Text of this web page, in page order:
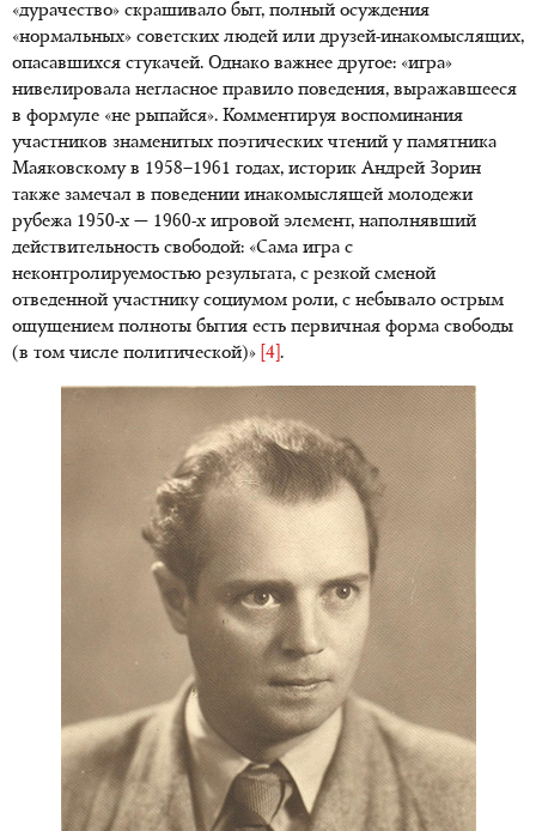
«дурачество» скрашивало быт, полный осуждения
«нормальных» советских людей или друзей-инакомыслящих,
опасавшихся стукачей. Однако важнее другое: «игра»
нивелировала негласное правило поведения, выражавшееся
в формуле «не рыпайся». Комментируя воспоминания
участников знаменитых поэтических чтений у памятника
Маяковскому в 1958–1961 годах, историк Андрей Зорин
также замечал в поведении инакомыслящей молодежи
рубежа 1950-х — 1960-х игровой элемент, наполнявший
действительность свободой: «Сама игра с
неконтролируемостью результата, с резкой сменой
отведенной участнику социумом роли, с небывало острым
ощущением полноты бытия есть первичная форма свободы
(в том числе политической)» [4] .